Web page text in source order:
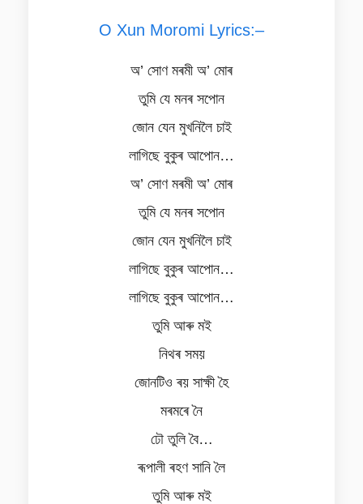
O Xun Moromi Lyrics:–
অ’ সোণ মৰমী অ’ মোৰ
তুমি যে মনৰ সপোন
জোন যেন মুখনিলৈ চাই
লাগিছে বুকুৰ আপোন…
অ’ সোণ মৰমী অ’ মোৰ
তুমি যে মনৰ সপোন
জোন যেন মুখনিলৈ চাই
লাগিছে বুকুৰ আপোন…
লাগিছে বুকুৰ আপোন…
তুমি আৰু মই
নিথৰ সময়
জোনটিও ৰয় সাক্ষী হৈ
মৰমৰে নৈ
ঢৌ তুলি বৈ…
ৰূপালী ৰহণ সানি লৈ
তুমি আৰু মই